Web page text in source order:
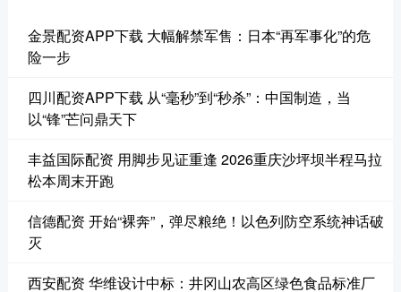
金景配资APP下载 大幅解禁军售：日本“再军事化”的危
险一步
四川配资APP下载 从“毫秒”到“秒杀”：中国制造，当
以“锋”芒问鼎天下
丰益国际配资 用脚步见证重逢 2026重庆沙坪坝半程马拉
松本周末开跑
信德配资 开始“裸奔”，弹尽粮绝！以色列防空系统神话破
灭
西安配资 华维设计中标：井冈山农高区绿色食品标准厂